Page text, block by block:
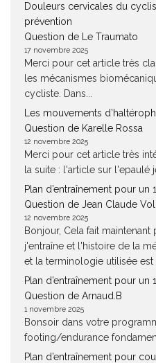
Douleurs cervicales du
prévention
Question de Le Traumato
17 novembre 2025
Merci pour cet article très
les mécanismes
cycliste. Dans...
Les mouvements
Question de Karelle Rossa
12 novembre 2025
Merci pour cet article très
la suite : l'article sur l'epaulé
Plan d’entraînement pour un
Question de Jean Claude
12 novembre 2025
Bonjour, Cela fait
j'entraîne et l'histoire de la
et la terminologie utilisée est
Plan d’entraînement pour un
Question de Arnaud.B
1 novembre 2025
Bonsoir dans votre
footing/endurance
Plan d’entraînement pour